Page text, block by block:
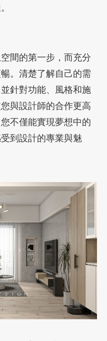
間的第一步，而充分
。清楚了解自己的需
針對功能、風格和施
與設計師的合作更高
不僅能實現夢想中的
到設計的專業與魅